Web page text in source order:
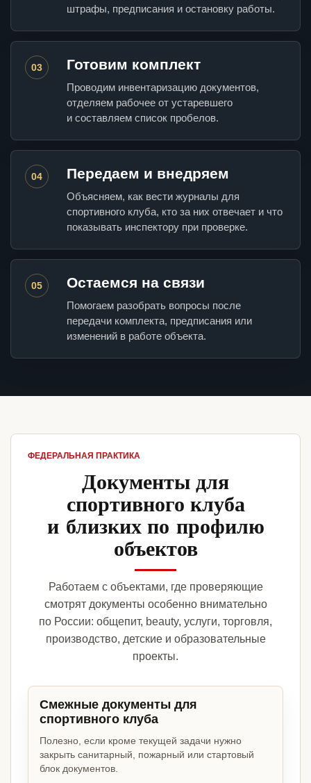
штрафы, предписания и остановку работы.
03 Готовим комплект
Проводим инвентаризацию документов,
отделяем рабочее от устаревшего
и составляем список пробелов.
04 Передаем и внедряем
Объясняем, как вести журналы для
спортивного клуба, кто за них отвечает и что
показывать инспектору при проверке.
05 Остаемся на связи
Помогаем разобрать вопросы после
передачи комплекта, предписания или
изменений в работе объекта.
ФЕДЕРАЛЬНАЯ ПРАКТИКА
Документы для
спортивного клуба
и близких по профилю
объектов
Работаем с объектами, где проверяющие
смотрят документы особенно внимательно
по России: общепит, beauty, услуги, торговля,
производство, детские и образовательные
проекты.
Смежные документы для
спортивного клуба
Полезно, если кроме текущей задачи нужно
закрыть санитарный, пожарный или стартовый
блок документов.